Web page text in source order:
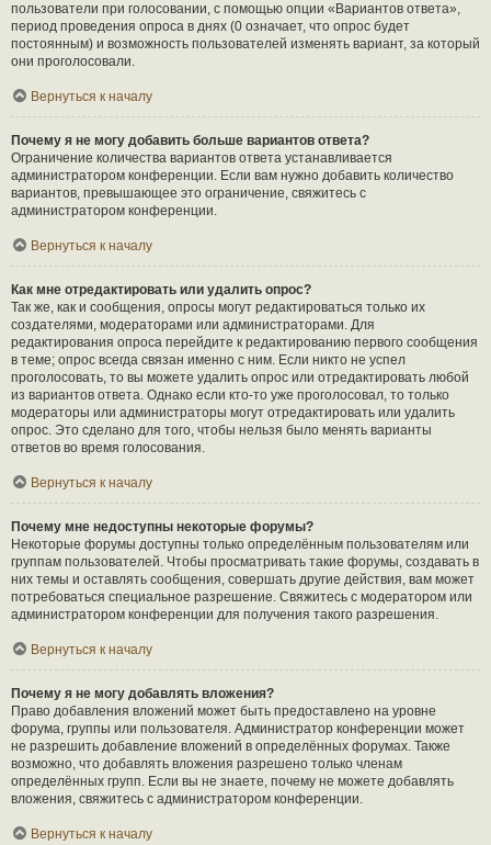
пользователи при голосовании, с помощью опции «Вариантов ответа»,
период проведения опроса в днях (0 означает, что опрос будет
постоянным) и возможность пользователей изменять вариант, за который
они проголосовали.
Вернуться к началу
Почему я не могу добавить больше вариантов ответа?
Ограничение количества вариантов ответа устанавливается
администратором конференции. Если вам нужно добавить количество
вариантов, превышающее это ограничение, свяжитесь с
администратором конференции.
Вернуться к началу
Как мне отредактировать или удалить опрос?
Так же, как и сообщения, опросы могут редактироваться только их
создателями, модераторами или администраторами. Для
редактирования опроса перейдите к редактированию первого сообщения
в теме; опрос всегда связан именно с ним. Если никто не успел
проголосовать, то вы можете удалить опрос или отредактировать любой
из вариантов ответа. Однако если кто-то уже проголосовал, то только
модераторы или администраторы могут отредактировать или удалить
опрос. Это сделано для того, чтобы нельзя было менять варианты
ответов во время голосования.
Вернуться к началу
Почему мне недоступны некоторые форумы?
Некоторые форумы доступны только определённым пользователям или
группам пользователей. Чтобы просматривать такие форумы, создавать в
них темы и оставлять сообщения, совершать другие действия, вам может
потребоваться специальное разрешение. Свяжитесь с модератором или
администратором конференции для получения такого разрешения.
Вернуться к началу
Почему я не могу добавлять вложения?
Право добавления вложений может быть предоставлено на уровне
форума, группы или пользователя. Администратор конференции может
не разрешить добавление вложений в определённых форумах. Также
возможно, что добавлять вложения разрешено только членам
определённых групп. Если вы не знаете, почему не можете добавлять
вложения, свяжитесь с администратором конференции.
Вернуться к началу